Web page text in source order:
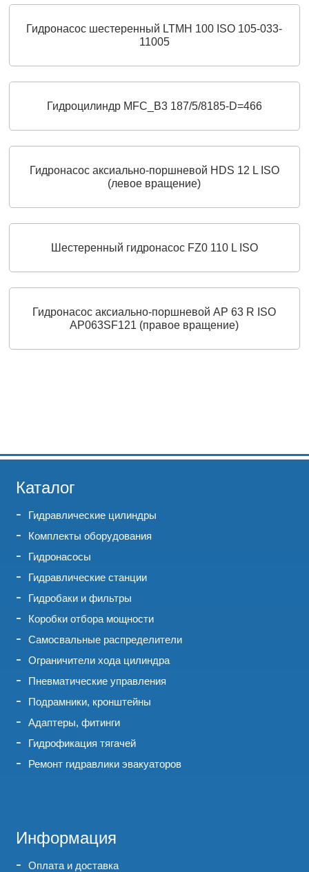
Гидронасос шестеренный LTMH 100 ISO 105-033-
11005
Гидроцилиндр MFC_B3 187/5/8185-D=466
Гидронасос аксиально-поршневой HDS 12 L ISO
(левое вращение)
Шестеренный гидронасос FZ0 110 L ISO
Гидронасос аксиально‑поршневой AP 63 R ISO
AP063SF121 (правое вращение)
Каталог
Гидравлические цилиндры
Комплекты оборудования
Гидронасосы
Гидравлические станции
Гидробаки и фильтры
Коробки отбора мощности
Самосвальные распределители
Ограничители хода цилиндра
Пневматические управления
Подрамники, кронштейны
Адаптеры, фитинги
Гидрофикация тягачей
Ремонт гидравлики эвакуаторов
Информация
Оплата и доставка